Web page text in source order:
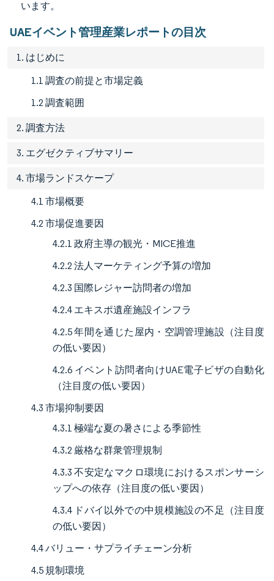
います。
UAEイベント管理産業レポートの目次
1. はじめに
1.1 調査の前提と市場定義
1.2 調査範囲
2. 調査方法
3. エグゼクティブサマリー
4. 市場ランドスケープ
4.1 市場概要
4.2 市場促進要因
4.2.1 政府主導の観光・MICE推進
4.2.2 法人マーケティング予算の増加
4.2.3 国際レジャー訪問者の増加
4.2.4 エキスポ遺産施設インフラ
4.2.5 年間を通じた屋内・空調管理施設（注目度
の低い要因）
4.2.6 イベント訪問者向けUAE電子ビザの自動化
（注目度の低い要因）
4.3 市場抑制要因
4.3.1 極端な夏の暑さによる季節性
4.3.2 厳格な群衆管理規制
4.3.3 不安定なマクロ環境におけるスポンサーシ
ップへの依存（注目度の低い要因）
4.3.4 ドバイ以外での中規模施設の不足（注目度
の低い要因）
4.4 バリュー・サプライチェーン分析
4.5 規制環境